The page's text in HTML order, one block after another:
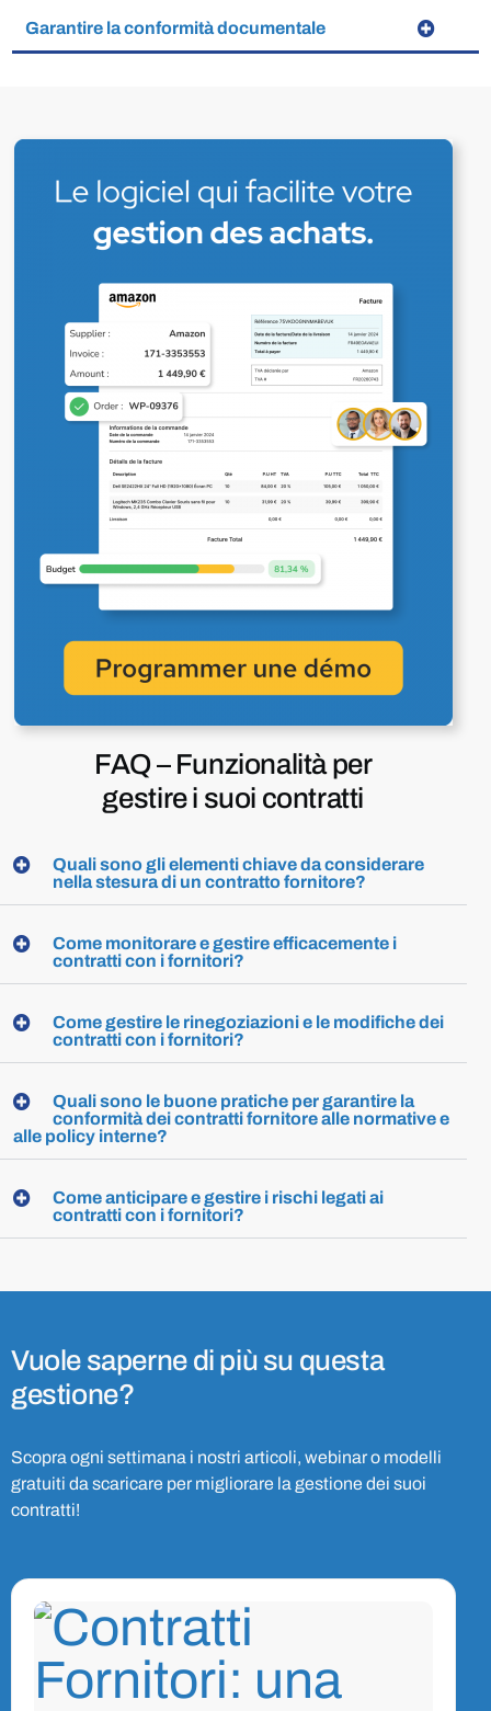
Garantire la conformità documentale
FAQ – Funzionalità per
gestire i suoi contratti
Quali sono gli elementi chiave da considerare
nella stesura di un contratto fornitore?
Come monitorare e gestire efficacemente i
contratti con i fornitori?
Come gestire le rinegoziazioni e le modifiche dei
contratti con i fornitori?
Quali sono le buone pratiche per garantire la
conformità dei contratti fornitore alle normative e
alle policy interne?
Come anticipare e gestire i rischi legati ai
contratti con i fornitori?
Vuole saperne di più su questa
gestione?
Scopra ogni settimana i nostri articoli, webinar o modelli
gratuiti da scaricare per migliorare la gestione dei suoi
contratti!